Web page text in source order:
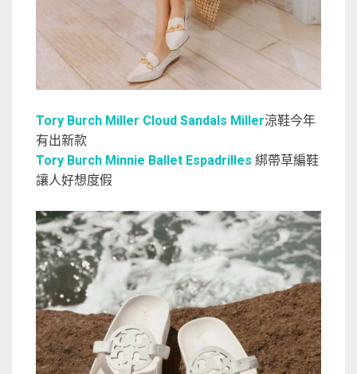
Tory Burch Miller Cloud Sandals Miller涼鞋今年
有出新款
Tory Burch Minnie Ballet Espadrilles 綁帶草編鞋
讓人好想度假